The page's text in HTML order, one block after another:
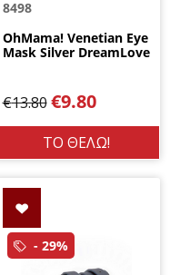
8498
OhMama! Venetian Eye
Mask Silver DreamLove
€13.80 €9.80
ΤΟ ΘΕΛΩ!
- 29%